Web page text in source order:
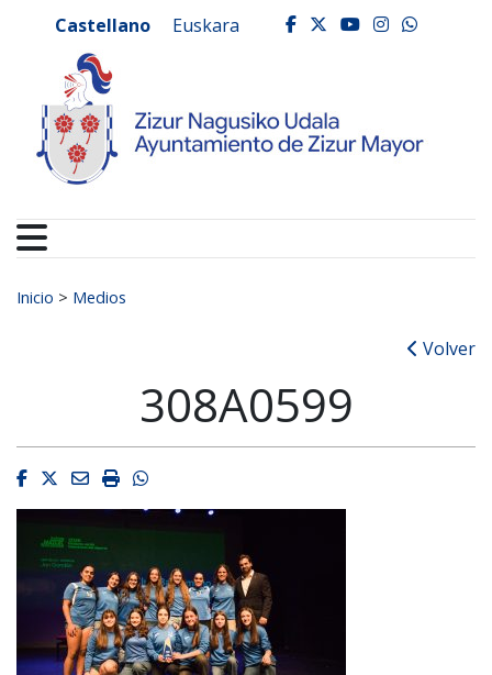
Ayuntamiento de
Castellano Euskara facebook
twitter
youtube
Buscar:
Inicio > Medios
Volver
308A0599
Facebook
Twitter
EmailImprimirWhatsapp